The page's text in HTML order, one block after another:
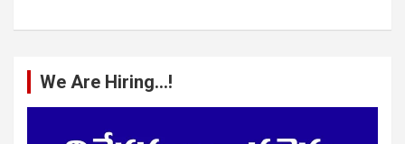
We Are Hiring…!